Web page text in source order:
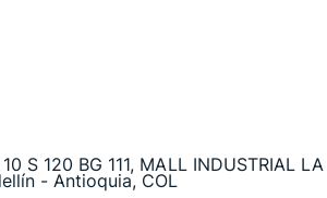
S 120 BG 111, MALL INDUSTRIAL LA
- Antioquia, COL